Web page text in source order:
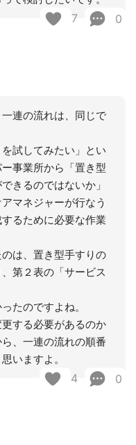
7 0
連の流れは、同じで
試してみたい」とい
事業所から「置き型
きるのではないか」
マネジャーが行なう
るために必要な作業
は、置き型手すりの
第２表の「サービス
たのですよね。
する必要があるのか
、一連の流れの順番
いますよ。
4 0